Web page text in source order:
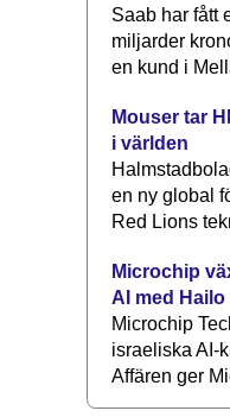
Saab har fått
miljarder
en kund i
Mouser tar
i världen
en ny global
Red Lions
Microchip
AI med Hailo
Microchip
israeliska AI-
Affären ger